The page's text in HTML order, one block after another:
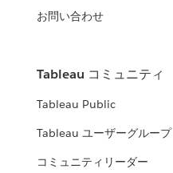
お問い合わせ
Tableau コミュニティ
Tableau Public
Tableau ユーザーグループ
コミュニティリーダー